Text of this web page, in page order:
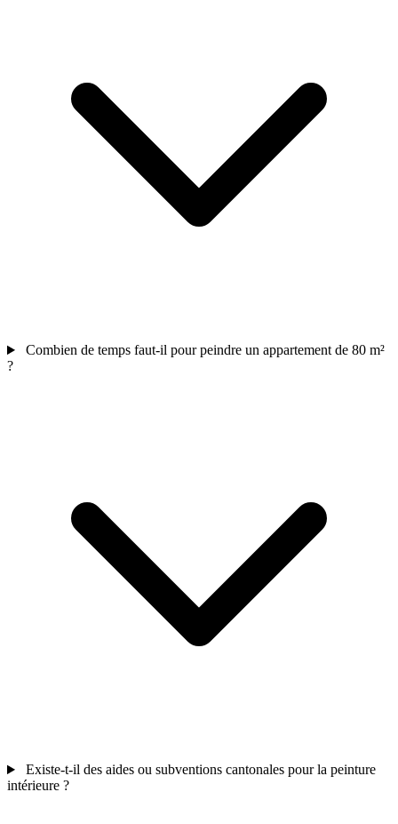
Combien de temps faut-il pour peindre un appartement de 80 m²
?
Existe-t-il des aides ou subventions cantonales pour la peinture
intérieure ?